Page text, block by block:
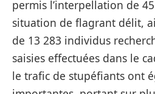
permis l’interpellation de
situation de flagrant délit,
de 13 283 individus
saisies effectuées dans le
le trafic de stupéfiants ont